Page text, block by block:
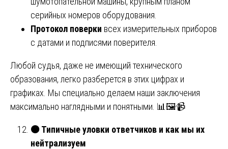
серийных номеров оборудования.
Протокол поверки всех измерительных приборов
с датами и подписями поверителя.
Любой судья, даже не имеющий технического
образования, легко разберется в этих цифрах и
графиках. Мы специально делаем наши заключения
максимально наглядными и понятными. 📊🖼️📹
🟠Типичные уловки ответчиков и как мы их
нейтрализуем